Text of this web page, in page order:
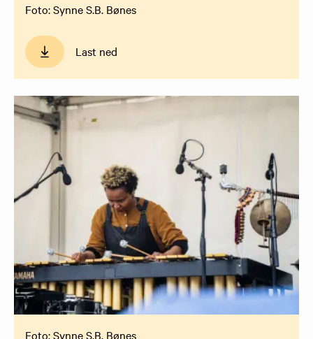
Foto: Synne S.B. Bønes
Last ned
Foto: Synne S.B. Bønes